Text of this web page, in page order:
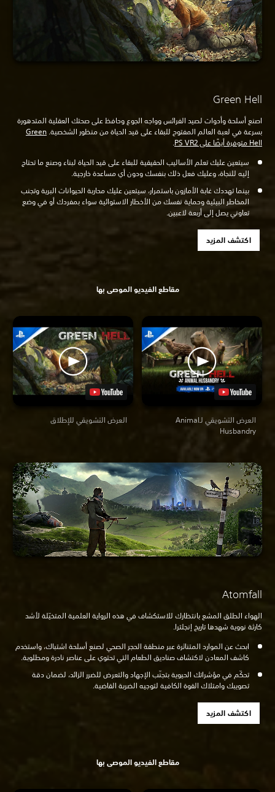
Green Hell
اصنع أسلحة وأدوات لصيد الفرائس وواجه الجوع وحافظ على صحتك العقلية المتدهورة
بسرعة في لعبة العالم المفتوح للبقاء على قيد الحياة من منظور الشخصية.Green
Hell متوفرة أيضًا على PS VR2
.
سيتعين عليك تعلم الأساليب الحقيقية للبقاء على قيد الحياة لبناء وصنع ما تحتاج
إليه للنجاة، وعليك فعل ذلك بنفسك ودون أي مساعدة خارجية.
بينما تهددك غابة الأمازون باستمرار، سيتعين عليك محاربة الحيوانات البرية وتجنب
المخاطر البيئية وحماية نفسك من الأخطار الاستوائية سواء بمفردك أو في وضع
تعاوني يصل إلى أربعة لاعبين.
اكتشف المزيد
مقاطع الفيديو الموصى بها
العرض التشويقي للإطلاق
العرض التشويقي لـAnimal
Husbandry
Atomfall
الهواء الطلق المشع بانتظارك للاستكشاف في هذه الرواية العلمية المتخيّلة لأشد
كارثة نووية شهدها تاريخ إنجلترا.
ابحث عن الموارد المتناثرة عبر منطقة الحجر الصحي لصنع أسلحة اشتباك، واستخدم
كاشف المعادن لاكتشاف صناديق الطعام التي تحتوي على عناصر نادرة ومطلوبة.
تحكّم في مؤشراتك الحيوية بتجنّب الإجهاد والتعرض للضرر الزائد، لضمان دقة
تصويبك وامتلاك القوة الكافية لتوجيه الضربة القاضية.
اكتشف المزيد
مقاطع الفيديو الموصى بها